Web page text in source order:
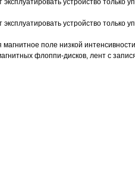
устройство только
устройство только
поле низкой
флоппи-дисков, лент с